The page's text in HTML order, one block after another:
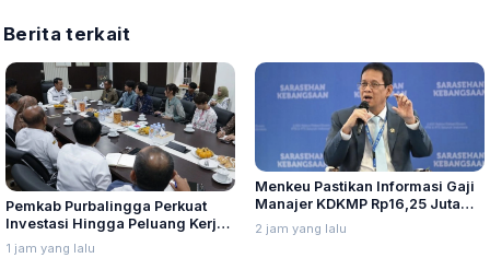
Berita terkait
Pemkab Purbalingga Perkuat
Investasi Hingga Peluang Kerja
di Jepang
1 jam yang lalu
Menkeu Pastikan Informasi Gaji
Manajer KDKMP Rp16,25 Juta
Tidak Benar
2 jam yang lalu